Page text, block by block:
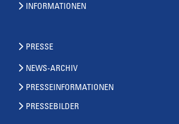
INFORMATIONEN
PRESSE
NEWS-ARCHIV
PRESSEINFORMATIONEN
PRESSEBILDER